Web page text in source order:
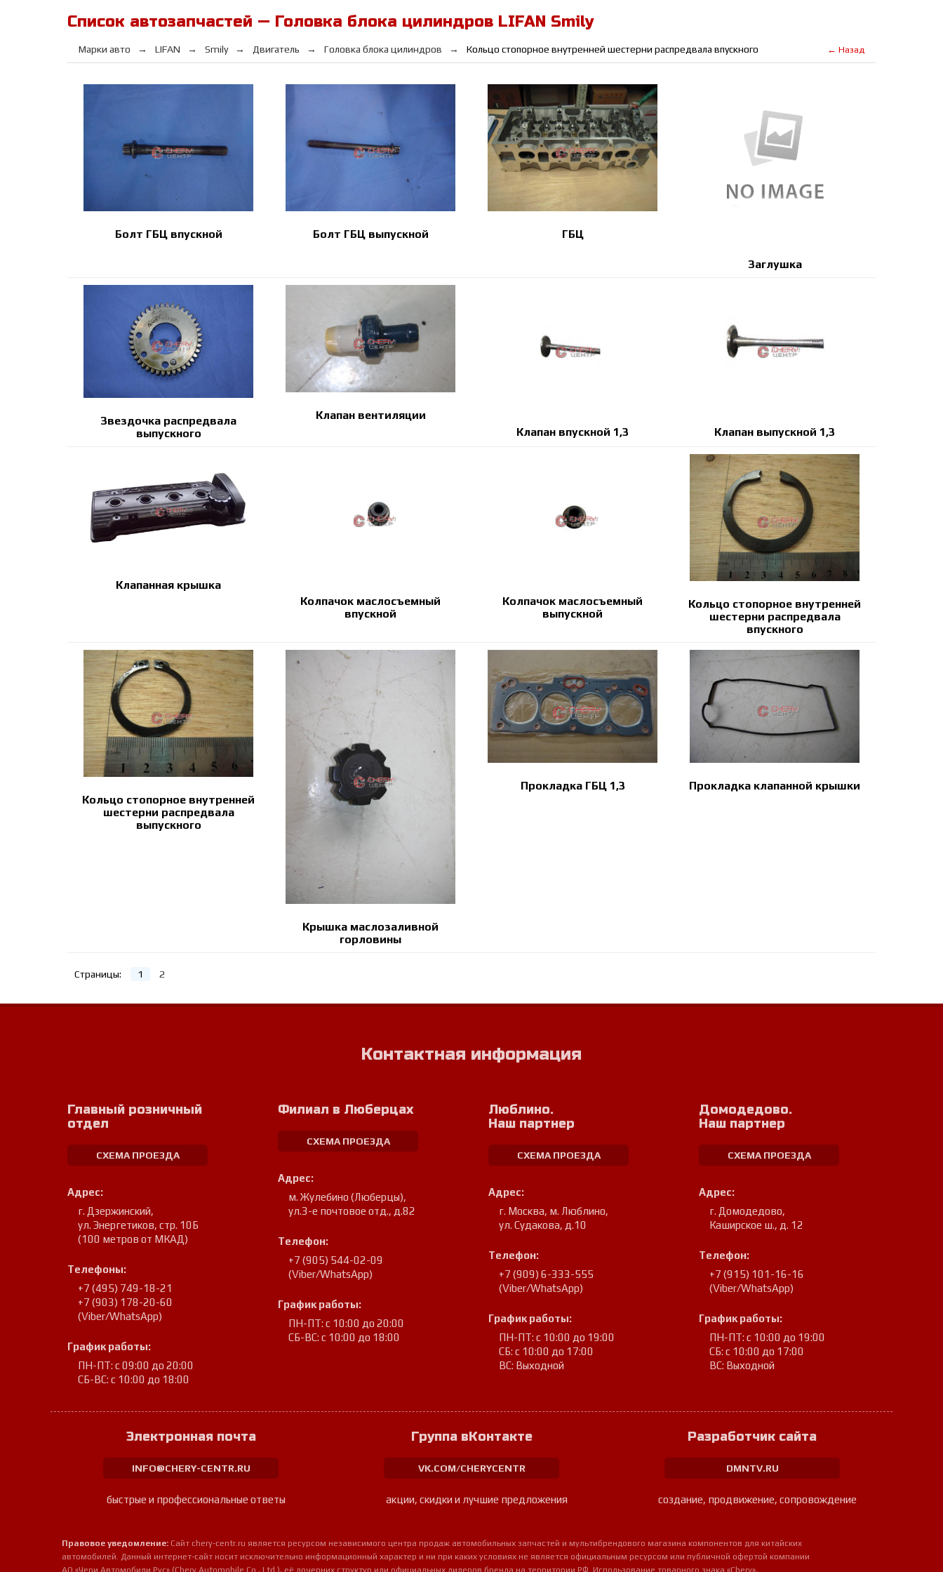
Список автозапчастей — Головка блока цилиндров LIFAN Smily
Марки авто LIFAN Smily Двигатель Головка блока цилиндров Кольцо стопорное внутренней шестерни распредвала впускного ← Назад
Болт ГБЦ впускной Болт ГБЦ выпускной ГБЦ
Заглушка
Звездочка распредвала
выпускного
Клапан вентиляции
Клапан впускной 1,3
Клапан выпускной 1,3
Клапанная крышка
Колпачок маслосъемный
впускной
Колпачок маслосъемный
выпускной
Кольцо стопорное внутренней
шестерни распредвала
впускного
Кольцо стопорное внутренней
шестерни распредвала
выпускного
Крышка маслозаливной
горловины
Прокладка ГБЦ 1,3 Прокладка клапанной крышки
Страницы: 1 2
Контактная информация
Главный розничный
отдел
СХЕМА ПРОЕЗДА
Адрес:
г. Дзержинский,
ул. Энергетиков, стр. 10Б
(100 метров от МКАД)
Телефоны:
+7 (495) 749-18-21
+7 (903) 178-20-60
(Viber/WhatsApp)
График работы:
ПН-ПТ: с 09:00 до 20:00
СБ-ВС: с 10:00 до 18:00
Филиал в Люберцах
СХЕМА ПРОЕЗДА
Адрес:
м. Жулебино (Люберцы),
ул.3-е почтовое отд., д.82
Телефон:
+7 (905) 544-02-09
(Viber/WhatsApp)
График работы:
ПН-ПТ: с 10:00 до 20:00
СБ-ВС: с 10:00 до 18:00
Люблино.
Наш партнер
СХЕМА ПРОЕЗДА
Адрес:
г. Москва, м. Люблино,
ул. Судакова, д.10
Телефон:
+7 (909) 6-333-555
(Viber/WhatsApp)
График работы:
ПН-ПТ: с 10:00 до 19:00
СБ: с 10:00 до 17:00
ВС: Выходной
Домодедово.
Наш партнер
СХЕМА ПРОЕЗДА
Адрес:
г. Домодедово,
Каширское ш., д. 12
Телефон:
+7 (915) 101-16-16
(Viber/WhatsApp)
График работы:
ПН-ПТ: с 10:00 до 19:00
СБ: с 10:00 до 17:00
ВС: Выходной
Электронная почта
INFO@CHERY-CENTR.RU
быстрые и профессиональные ответы
Группа вКонтакте
VK.COM/CHERYCENTR
акции, скидки и лучшие предложения
Разработчик сайта
DMNTV.RU
создание, продвижение, сопровождение
Правовое уведомление: Сайт chery-centr.ru является ресурсом независимого центра продаж автомобильных запчастей и мультибрендового магазина компонентов для китайских
автомобилей. Данный интернет-сайт носит исключительно информационный характер и ни при каких условиях не является официальным ресурсом или публичной офертой компании
АО «Чери Автомобили Рус» (Chery Automobile Co., Ltd.), её дочерних структур или официальных дилеров бренда на территории РФ. Использование товарного знака «Chery»,